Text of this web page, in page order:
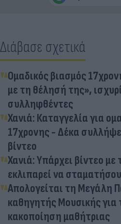
Διάβασε σχετικά
Ομαδικός βιασμός
με τη θέλησή της»,
συλληφθέντες
Χανιά: Καταγγελία για
17χρονης - Δέκα
βίντεο
Χανιά: Υπάρχει βίντεο
εκλιπαρεί να
Απολογείται τη Μεγάλη
καθηγητής Μουσικής για
κακοποίηση μαθήτριας